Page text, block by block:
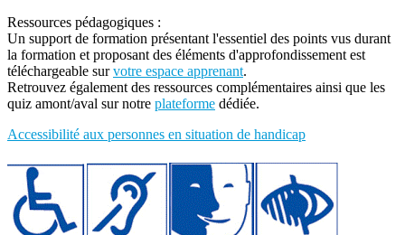
Ressources pédagogiques :
Un support de formation présentant l'essentiel des points vus durant
la formation et proposant des éléments d'approfondissement est
téléchargeable survotre espace apprenant.
Retrouvez également des ressources complémentaires ainsi que les
quiz amont/aval sur notre plateforme dédiée.
Accessibilité aux personnes en situation de handicap